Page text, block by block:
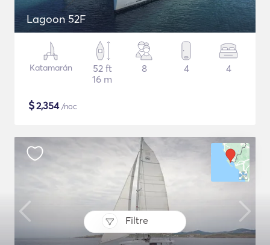
Filtre
Lagoon 52F
Katamarán
52 ft
16 m
8 4 4
$2,354/noc